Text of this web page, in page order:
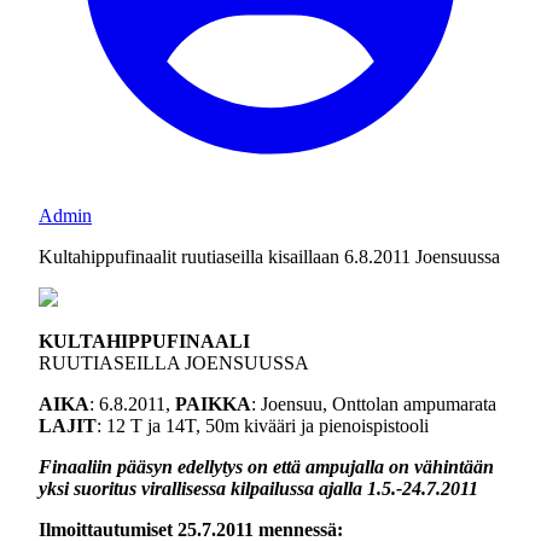
Admin
Kultahippufinaalit ruutiaseilla kisaillaan 6.8.2011 Joensuussa
KULTAHIPPUFINAALI
RUUTIASEILLA JOENSUUSSA
AIKA: 6.8.2011, PAIKKA: Joensuu, Onttolan ampumarata
LAJIT: 12 T ja 14T, 50m kivääri ja pienoispistooli
Finaaliin pääsyn edellytys on että ampujalla on vähintään
yksi suoritus virallisessa kilpailussa ajalla 1.5.-24.7.2011
Ilmoittautumiset 25.7.2011 mennessä: